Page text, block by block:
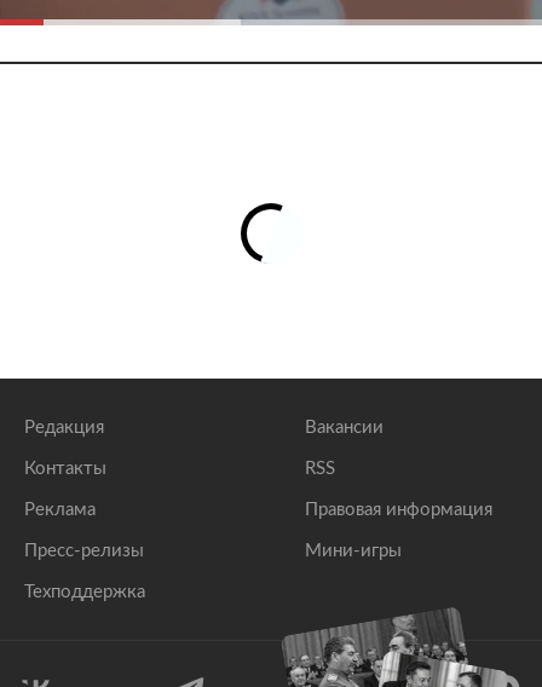
Редакция
Контакты
Реклама
Пресс-релизы
Техподдержка
Вакансии
RSS
Правовая информация
Мини-игры